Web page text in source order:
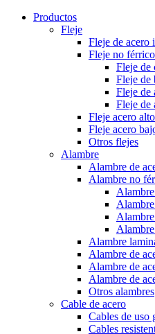
Productos
Fleje
Fleje de acero
Fleje no férrico
Fleje de
Fleje de
Fleje de
Fleje de
Fleje acero
Fleje acero
Otros flejes
Alambre
Alambre de
Alambre no
Alambre
Alambre de
Alambre de
Alambre de
Otros alambres
Cable de acero
Cables de uso
Cables